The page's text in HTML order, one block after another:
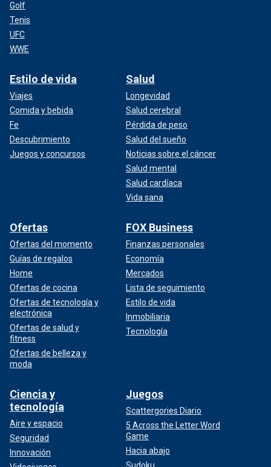
Golf
Tenis
UFC
WWE
Estilo de vida
Viajes
Comida y bebida
Fe
Descubrimiento
Juegos y concursos
Salud
Longevidad
Salud cerebral
Pérdida de peso
Salud del sueño
Noticias sobre el cáncer
Salud mental
Salud cardíaca
Vida sana
Ofertas
Ofertas del momento
Guías de regalos
Home
Ofertas de cocina
Ofertas de tecnología y
electrónica
Ofertas de salud y
fitness
Ofertas de belleza y
moda
FOX Business
Finanzas personales
Economía
Mercados
Lista de seguimiento
Estilo de vida
Inmobiliaria
Tecnología
Ciencia y
tecnología
Aire y espacio
Seguridad
Innovación
Juegos
Scattergories Diario
5 Across the Letter Word
Game
Hacia abajo
Sudoku